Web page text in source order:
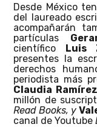
Desde México
del laureado
acompañarán
partículas
científico Luis
presentes la
derechos
periodista más
Claudia Ramírez
millón de
Read Books, y
canal de Youtube